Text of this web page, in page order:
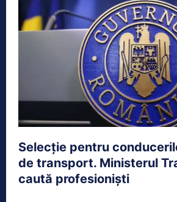
Selecție pentru
de transport. Ministerul
caută profesioniști